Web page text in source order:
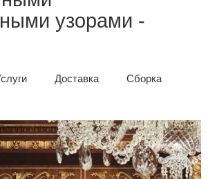
узорами -
Доставка
Сборка